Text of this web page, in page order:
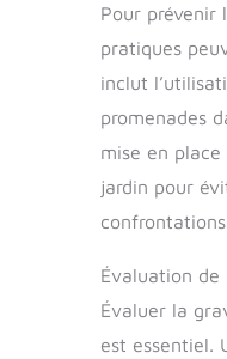
Pour prévenir
pratiques
inclut
promenades
mise en place
jardin pour
Évaluation de
Évaluer la
est essentiel.